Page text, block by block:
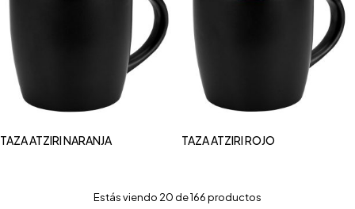
TAZA ATZIRI NARANJA TAZA ATZIRI ROJO
Estás viendo 20 de 166 productos